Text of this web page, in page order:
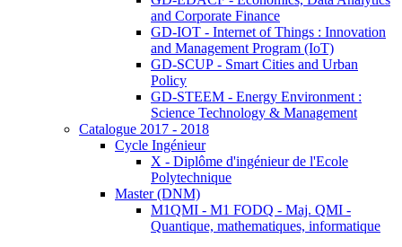
and Corporate Finance
GD-IOT - Internet of Things : Innovation
and Management Program (IoT)
GD-SCUP - Smart Cities and Urban
Policy
GD-STEEM - Energy Environment :
Science Technology & Management
Catalogue 2017 - 2018
Cycle Ingénieur
X - Diplôme d'ingénieur de l'Ecole
Polytechnique
Master (DNM)
M1QMI - M1 FODQ - Maj. QMI -
Quantique, mathematiques, informatique